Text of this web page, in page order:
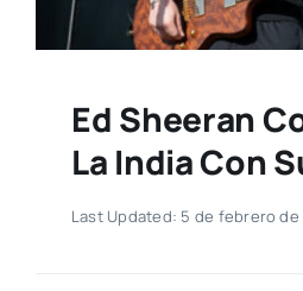
Ed Sheeran
La India Con
Last Updated: 5 de febrero de